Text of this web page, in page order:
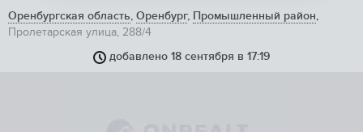
Оренбургская область, Оренбург, Промышленный район,
Пролетарская улица, 288/4
добавлено 18 сентября в 17:19